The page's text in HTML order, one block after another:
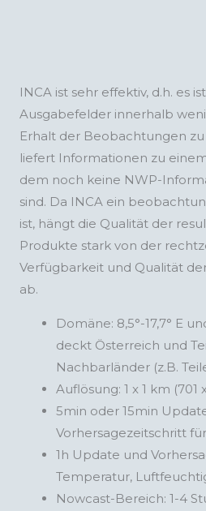
INCA ist sehr effektiv, d.h. es
Ausgabefelder innerhalb
Erhalt der Beobachtungen
liefert Informationen zu
dem noch keine NWP-
sind. Da INCA ein
ist, hängt die Qualität der
Produkte stark von der
Verfügbarkeit und Qualität
ab.
Domäne: 8,5°-17,7° E
deckt Österreich und
Nachbarländer (z.B.
Auflösung: 1 x 1 km
5min oder 15min
Vorhersagezeitschritt
1h Update und
Temperatur,
Nowcast-Bereich: 1-4